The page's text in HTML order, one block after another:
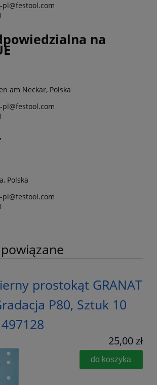
na
am Neckar, Polska
Polska
prostokąt GRANAT
P80, Sztuk 10
497128
25,00 zł
do koszyka